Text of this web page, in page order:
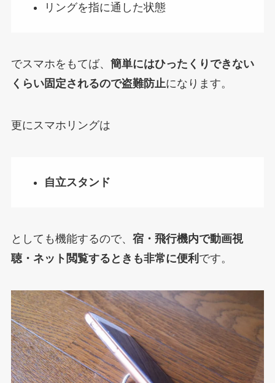
リングを指に通した状態
でスマホをもてば、 簡単にはひったくりできない
くらい固定されるので盗難防止になります。
更にスマホリングは
自立スタンド
としても機能するので、 宿・飛行機内で動画視
聴・ネット閲覧するときも非常に便利 です。